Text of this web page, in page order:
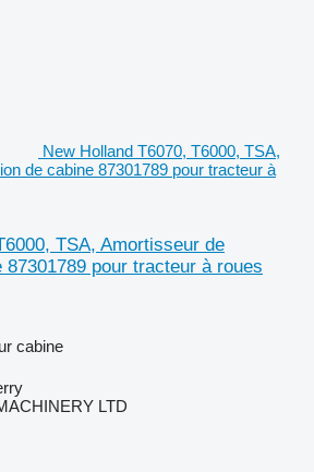
New Holland T6070, T6000, TSA,
de cabine 87301789 pour tracteur à
TSA, Amortisseur de
pour tracteur à roues
cabine
LTD